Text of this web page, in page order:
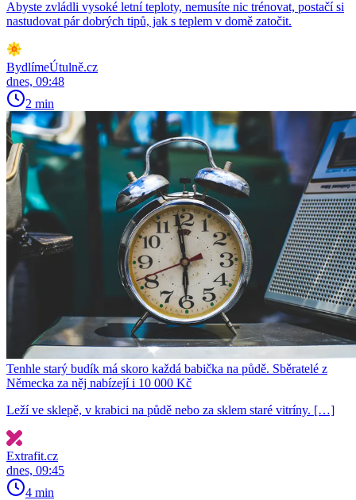
Abyste zvládli vysoké letní teploty, nemusíte nic trénovat, postačí si
nastudovat pár dobrých tipů, jak s teplem v domě zatočit.
BydlímeÚtulně.cz
dnes, 09:48
2 min
Tenhle starý budík má skoro každá babička na půdě. Sběratelé z
Německa za něj nabízejí i 10 000 Kč
Leží ve sklepě, v krabici na půdě nebo za sklem staré vitríny. […]
Extrafit.cz
dnes, 09:45
4 min